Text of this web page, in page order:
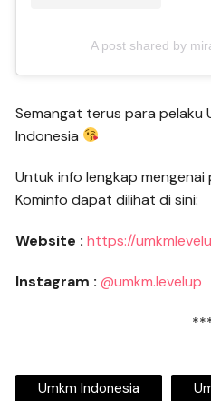
A post shared by
Semangat terus para pelaku
Indonesia
Untuk info lengkap mengenai
Kominfo dapat dilihat di sini:
Website : https://
Instagram : @umkm.levelup
Umkm Indonesia